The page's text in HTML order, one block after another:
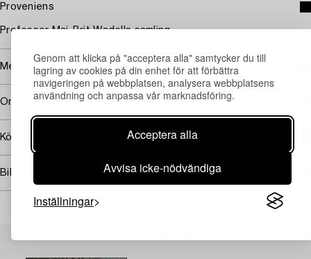
Genom att klicka på "acceptera alla" samtycker du till
lagring av cookies på din enhet för att förbättra
navigeringen på webbplatsen, analysera webbplatsens
användning och anpassa vår marknadsföring.
Acceptera alla
Avvisa icke-nödvändiga
Inställningar
Proveniens
Professor Maj-Brit Wadells samling
Mer om Lena Cronqvist
Omfattas av följerätt
Köpinformation
Bildrättigheter